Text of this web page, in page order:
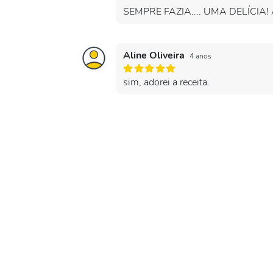
SEMPRE FAZIA.... UMA DELÍCIA!
Aline Oliveira 4 anos
sim, adorei a receita.